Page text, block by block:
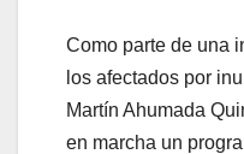
Como parte de una
los afectados por
Martín Ahumada
en marcha un